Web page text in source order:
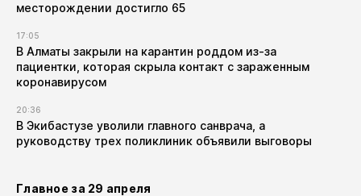
месторождении достигло 65
17:05
В Алматы закрыли на карантин роддом из-за
пациентки, которая скрыла контакт с зараженным
коронавирусом
20:36
В Экибастузе уволили главного санврача, а
руководству трех поликлиник объявили выговоры
Главное за 29 апреля